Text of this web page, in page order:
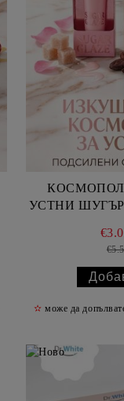
УСТНИ ШУГЪР
✫ може да